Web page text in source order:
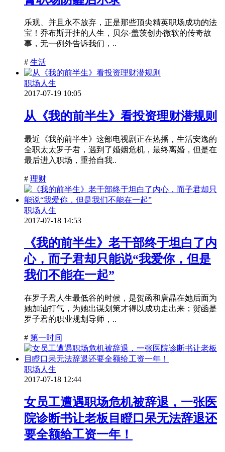
乐观、并且永不放弃，正是那些顶尖精英职场成功的法
宝！乔布斯开挂的人生，贝尔·盖茨创办微软的传奇故
事，无一例外告诉我们，..
# 生活
职场人生
2017-07-19 10:05
从《我的前半生》看投资理财潜规则
最近《我的前半生》这部电视剧正在热播，生活安逸的
全职太太罗子君，遇到了婚姻危机，最终离婚，但是在
最后进入职场，重拾自我..
# 理财
职场人生
2017-07-18 14:53
《我的前半生》老干部终于坦白了内
心，而子君却只能说“我爱你，但是
我们不能在一起”
在罗子君人生最低谷的时候，是贺函和唐晶在她后面为
她加油打气，为她出谋划策才得以成功走出来；贺函是
罗子君的职业规划导师，..
# 第一时间
职场人生
2017-07-18 12:44
女员工遭遇职场危机被辞退，一张医
院诊断书让老板目瞪口呆无法辞退还
要全额给工资一年！